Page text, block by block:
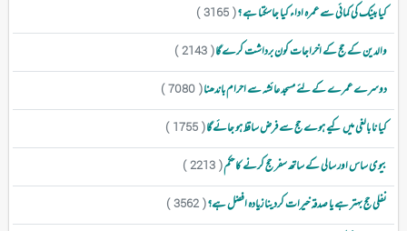
کیا بینک کی کمائی سے عمرہ اداء کیا جاسکتا ہے ؟( 3165 )
والدین کے حج کے اخراجات کون برداشت کرے گا( 2143 )
دوسرے عمرے کے لئے مسجد عائشہ سے احرام باندھنا( 7080 )
کیا نا بالغی میں کیے ہوے حج سے فرض ساقط ہو جائے گا( 1755 )
بیوی ساس اور سالی کے ساتھ سفر حج کرنے کا حکم( 2213 )
نفلی حج بہتر ہے یا صدقہ خیرات کردینا زیادہ افضل ہے؟( 3562 )